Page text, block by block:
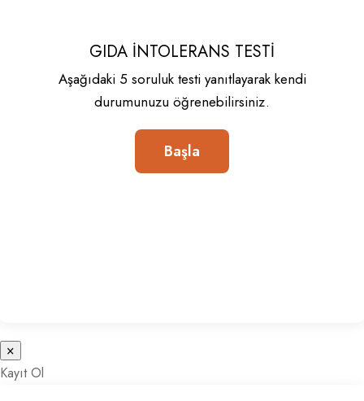
GIDA İNTOLERANS TESTI
Aşağıdaki 5 soruluk testi yanıtlayarak kendi
durumunuzu öğrenebilirsiniz.
×
Kayıt Ol